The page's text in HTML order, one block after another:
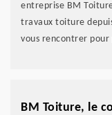
entreprise BM
travaux toiture
vous rencontrer
BM Toiture, le